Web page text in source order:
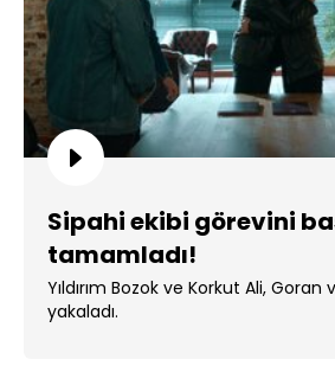
Sipahi ekibi görevini
tamamladı!
Yıldırım Bozok ve Korkut Ali, Goran
yakaladı.